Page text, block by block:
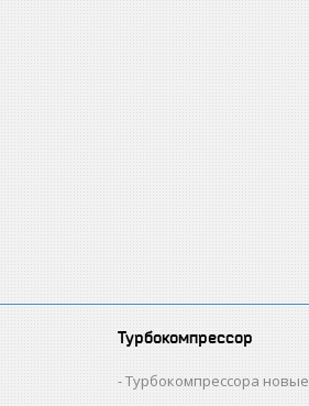
Турбокомпрессор
Турбокомпрессора новые